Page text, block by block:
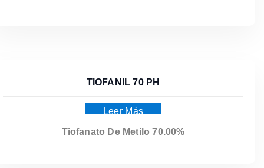
TIOFANIL 70 PH
Leer Más
Tiofanato De Metilo 70.00%